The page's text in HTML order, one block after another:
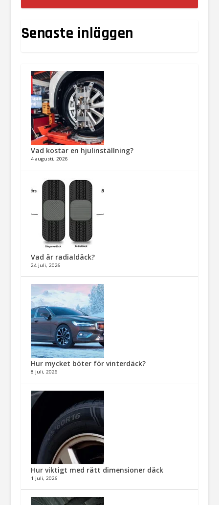
Senaste inläggen
Vad kostar en hjulinställning?
4 augusti, 2026
Vad är radialdäck?
24 juli, 2026
Hur mycket böter för vinterdäck?
8 juli, 2026
Hur viktigt med rätt dimensioner däck​
1 juli, 2026